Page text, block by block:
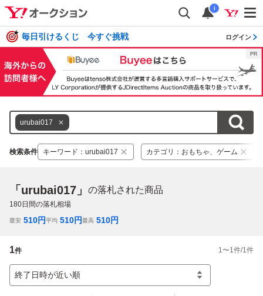
i
毎日引けるくじ 今すぐ挑戦 ログイン
urubai017
検索条件 キーワード ： urubai017 カテゴリ ： おもちゃ、ゲーム
「urubai017」 の落札された商品
180日間の落札相場
最安 510円平均 510円最高 510円
1件 1 〜1 件/1 件
終了日時が近い順